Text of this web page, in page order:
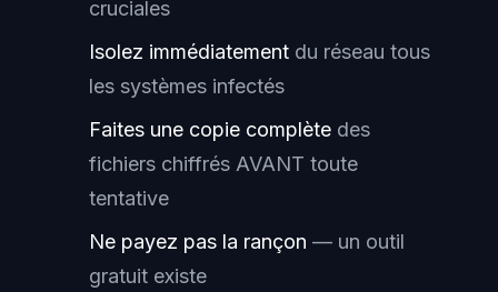
cruciales
Isolez immédiatement du réseau tous
les systèmes infectés
Faites une copie complète des
fichiers chiffrés AVANT toute
tentative
Ne payez pas la rançon — un outil
gratuit existe